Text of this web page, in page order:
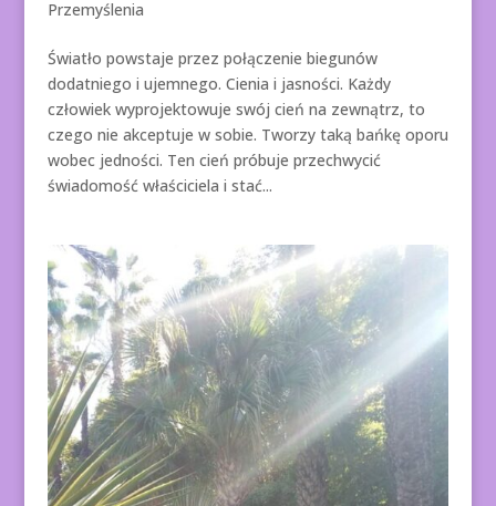
Przemyślenia
Światło powstaje przez połączenie biegunów
dodatniego i ujemnego. Cienia i jasności. Każdy
człowiek wyprojektowuje swój cień na zewnątrz, to
czego nie akceptuje w sobie. Tworzy taką bańkę oporu
wobec jedności. Ten cień próbuje przechwycić
świadomość właściciela i stać...